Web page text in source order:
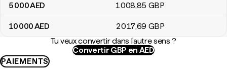
5 000AED 1 008,85 GBP
10 000AED 2 017,69 GBP
Tu veux convertir dans l'autre sens ?
Convertir GBP en AED
PAIEMENTS